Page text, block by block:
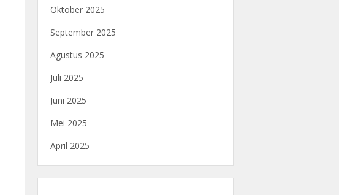
Oktober 2025
September 2025
Agustus 2025
Juli 2025
Juni 2025
Mei 2025
April 2025